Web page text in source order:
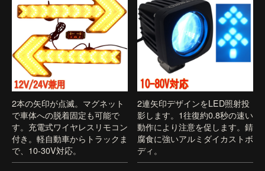
2本の矢印が点滅。マグネット
で車体への脱着固定も可能で
す。充電式ワイヤレスリモコン
付き。軽自動車からトラックま
で、10-30V対応。
2連矢印デザインをLED照射投
影します。1往復約0.8秒の速い
動作により注意を促します。錆
腐食に強いアルミダイカストボ
ディ。